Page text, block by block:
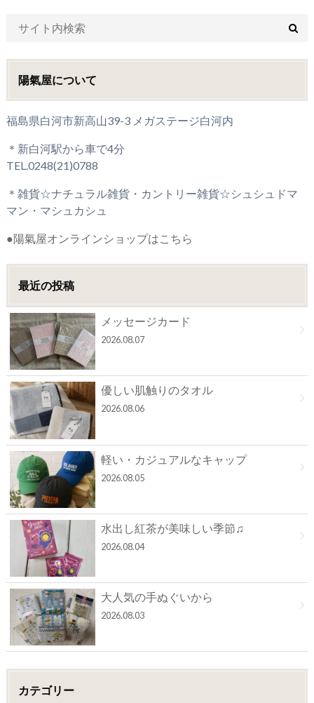
陽氣屋について
福島県白河市新高山39-3 メガステージ白河内
＊新白河駅から車で4分
TEL.0248(21)0788
＊雑貨☆ナチュラル雑貨・カントリー雑貨☆シュシュドマ
マン・マシュカシュ
●陽氣屋オンラインショップはこちら
最近の投稿
メッセージカード
2026.08.07
優しい肌触りのタオル
2026.08.06
軽い・カジュアルなキャップ
2026.08.05
水出し紅茶が美味しい季節♫
2026.08.04
大人気の手ぬぐいから
2026.08.03
カテゴリー